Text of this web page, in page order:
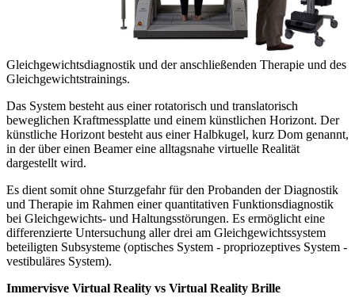
Gleichgewichtsdiagnostik und der anschließenden Therapie und des
Gleichgewichtstrainings.
Das System besteht aus einer rotatorisch und translatorisch
beweglichen Kraftmessplatte und einem künstlichen Horizont. Der
künstliche Horizont besteht aus einer Halbkugel, kurz Dom genannt,
in der über einen Beamer eine alltagsnahe virtuelle Realität
dargestellt wird.
Es dient somit ohne Sturzgefahr für den Probanden der Diagnostik
und Therapie im Rahmen einer quantitativen Funktionsdiagnostik
bei Gleichgewichts- und Haltungsstörungen. Es ermöglicht eine
differenzierte Untersuchung aller drei am Gleichgewichtssystem
beteiligten Subsysteme (optisches System - propriozeptives System -
vestibuläres System).
Immervisve Virtual Reality vs Virtual Reality Brille